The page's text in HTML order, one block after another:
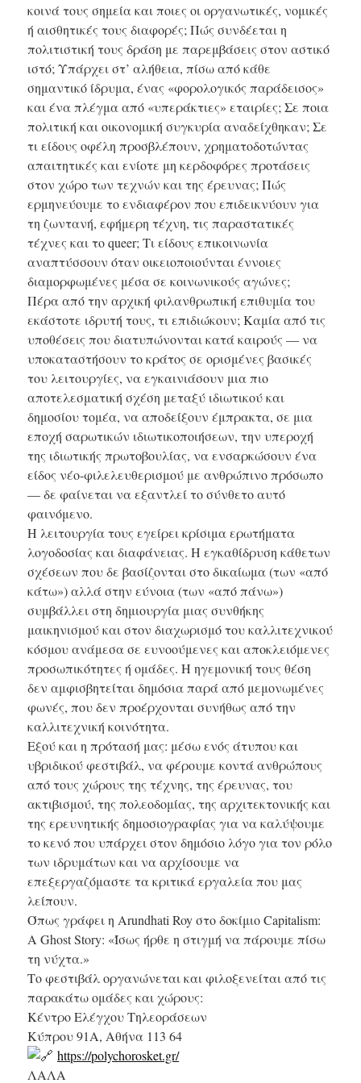
κοινά τους σημεία και ποιες οι οργανωτικές, νομικές
ή αισθητικές τους διαφορές; Πώς συνδέεται η
πολιτιστική τους δράση με παρεμβάσεις στον αστικό
ιστό; Υπάρχει στ’ αλήθεια, πίσω από κάθε
σημαντικό ίδρυμα, ένας «φορολογικός παράδεισος»
και ένα πλέγμα από «υπεράκτιες» εταιρίες; Σε ποια
πολιτική και οικονομική συγκυρία αναδείχθηκαν; Σε
τι είδους οφέλη προσβλέπουν, χρηματοδοτώντας
απαιτητικές και ενίοτε μη κερδοφόρες προτάσεις
στον χώρο των τεχνών και της έρευνας; Πώς
ερμηνεύουμε το ενδιαφέρον που επιδεικνύουν για
τη ζωντανή, εφήμερη τέχνη, τις παραστατικές
τέχνες και το queer; Τι είδους επικοινωνία
αναπτύσσουν όταν οικειοποιούνται έννοιες
διαμορφωμένες μέσα σε κοινωνικούς αγώνες;
Πέρα από την αρχική φιλανθρωπική επιθυμία του
εκάστοτε ιδρυτή τους, τι επιδιώκουν; Καμία από τις
υποθέσεις που διατυπώνονται κατά καιρούς — να
υποκαταστήσουν το κράτος σε ορισμένες βασικές
του λειτουργίες, να εγκαινιάσουν μια πιο
αποτελεσματική σχέση μεταξύ ιδιωτικού και
δημοσίου τομέα, να αποδείξουν έμπρακτα, σε μια
εποχή σαρωτικών ιδιωτικοποιήσεων, την υπεροχή
της ιδιωτικής πρωτοβουλίας, να ενσαρκώσουν ένα
είδος νέο-φιλελευθερισμού με ανθρώπινο πρόσωπο
— δε φαίνεται να εξαντλεί το σύνθετο αυτό
φαινόμενο.
Η λειτουργία τους εγείρει κρίσιμα ερωτήματα
λογοδοσίας και διαφάνειας. Η εγκαθίδρυση κάθετων
σχέσεων που δε βασίζονται στο δικαίωμα (των «από
κάτω») αλλά στην εύνοια (των «από πάνω»)
συμβάλλει στη δημιουργία μιας συνθήκης
μαικηνισμού και στον διαχωρισμό του καλλιτεχνικού
κόσμου ανάμεσα σε ευνοούμενες και αποκλειόμενες
προσωπικότητες ή ομάδες. Η ηγεμονική τους θέση
δεν αμφισβητείται δημόσια παρά από μεμονωμένες
φωνές, που δεν προέρχονται συνήθως από την
καλλιτεχνική κοινότητα.
Εξού και η πρότασή μας: μέσω ενός άτυπου και
υβριδικού φεστιβάλ, να φέρουμε κοντά ανθρώπους
από τους χώρους της τέχνης, της έρευνας, του
ακτιβισμού, της πολεοδομίας, της αρχιτεκτονικής και
της ερευνητικής δημοσιογραφίας για να καλύψουμε
το κενό που υπάρχει στον δημόσιο λόγο για τον ρόλο
των ιδρυμάτων και να αρχίσουμε να
επεξεργαζόμαστε τα κριτικά εργαλεία που μας
λείπουν.
Όπως γράφει η Arundhati Roy στο δοκίμιο Capitalism:
A Ghost Story: «Ίσως ήρθε η στιγμή να πάρουμε πίσω
τη νύχτα.»
Το φεστιβάλ οργανώνεται και φιλοξενείται από τις
παρακάτω ομάδες και χώρους:
Κέντρο Ελέγχου Τηλεοράσεων
Kύπρου 91Α, Αθήνα 113 64
https://polychorosket.gr/
ΛΑΛΑ